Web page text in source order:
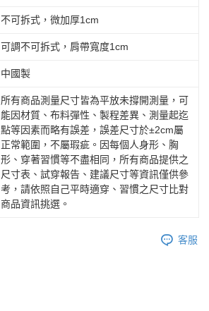
不可拆式，微加厚1cm
可調不可拆式，肩帶寬度1cm
中國製
所有商品測量尺寸皆為平放未撐開測量，可
能因材質、布料彈性、製程差異、測量起迄
點等因素而略有誤差，誤差尺寸於±2cm屬
正常範圍，不屬瑕疵。因每個人身形、胸
形、穿著習慣等不盡相同，所有商品提供之
尺寸表、試穿報告、建議尺寸等資訊僅供參
考，請依照自己平時適穿、習慣之尺寸比對
商品資訊挑選。
客服